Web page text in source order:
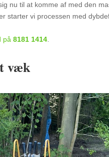
nu til at komme af med den
starter vi processen med
på 8181 1414
væk